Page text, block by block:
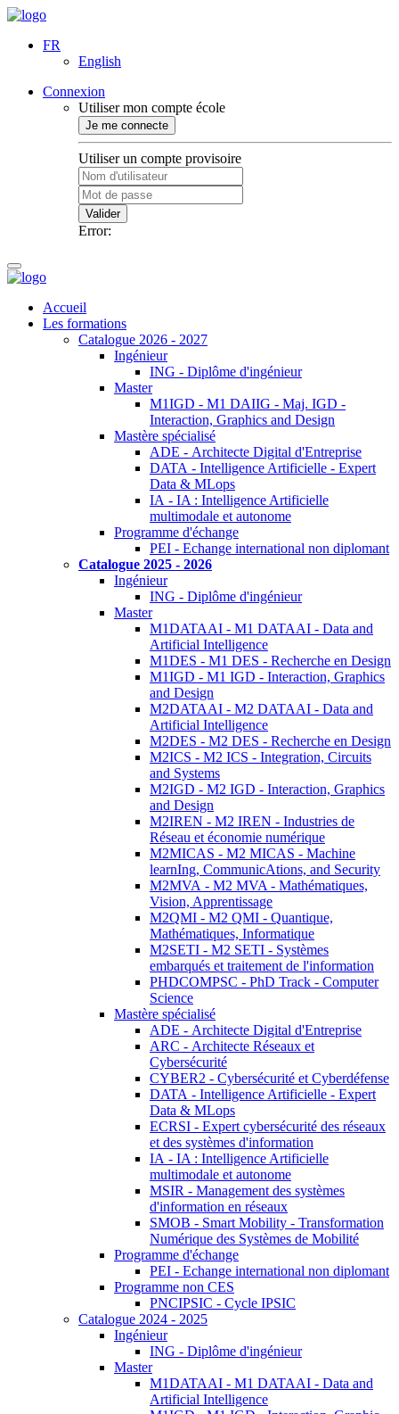
FR
English
Connexion
Utiliser mon compte école
Je me connecte
Utiliser un compte provisoire
Valider
Error:
Accueil
Les formations
Catalogue 2026 - 2027
Ingénieur
ING - Diplôme d'ingénieur
Master
M1IGD - M1 DAIIG - Maj. IGD -
Interaction, Graphics and Design
Mastère spécialisé
ADE - Architecte Digital d'Entreprise
DATA - Intelligence Artificielle - Expert
Data & MLops
IA - IA : Intelligence Artificielle
multimodale et autonome
Programme d'échange
PEI - Echange international non diplomant
Catalogue 2025 - 2026
Ingénieur
ING - Diplôme d'ingénieur
Master
M1DATAAI - M1 DATAAI - Data and
Artificial Intelligence
M1DES - M1 DES - Recherche en Design
M1IGD - M1 IGD - Interaction, Graphics
and Design
M2DATAAI - M2 DATAAI - Data and
Artificial Intelligence
M2DES - M2 DES - Recherche en Design
M2ICS - M2 ICS - Integration, Circuits
and Systems
M2IGD - M2 IGD - Interaction, Graphics
and Design
M2IREN - M2 IREN - Industries de
Réseau et économie numérique
M2MICAS - M2 MICAS - Machine
learnIng, CommunicAtions, and Security
M2MVA - M2 MVA - Mathématiques,
Vision, Apprentissage
M2QMI - M2 QMI - Quantique,
Mathématiques, Informatique
M2SETI - M2 SETI - Systèmes
embarqués et traitement de l'information
PHDCOMPSC - PhD Track - Computer
Science
Mastère spécialisé
ADE - Architecte Digital d'Entreprise
ARC - Architecte Réseaux et
Cybersécurité
CYBER2 - Cybersécurité et Cyberdéfense
DATA - Intelligence Artificielle - Expert
Data & MLops
ECRSI - Expert cybersécurité des réseaux
et des systèmes d'information
IA - IA : Intelligence Artificielle
multimodale et autonome
MSIR - Management des systèmes
d'information en réseaux
SMOB - Smart Mobility - Transformation
Numérique des Systèmes de Mobilité
Programme d'échange
PEI - Echange international non diplomant
Programme non CES
PNCIPSIC - Cycle IPSIC
Catalogue 2024 - 2025
Ingénieur
ING - Diplôme d'ingénieur
Master
M1DATAAI - M1 DATAAI - Data and
Artificial Intelligence